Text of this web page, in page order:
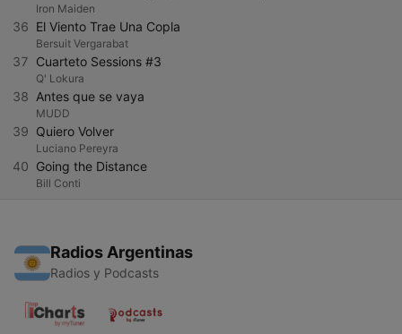
Iron Maiden
36 El Viento Trae Una Copla
Bersuit Vergarabat
37 Cuarteto Sessions #3
Q' Lokura
38 Antes que se vaya
MUDD
39 Quiero Volver
Luciano Pereyra
40 Going the Distance
Bill Conti
Radios Argentinas
Radios y Podcasts